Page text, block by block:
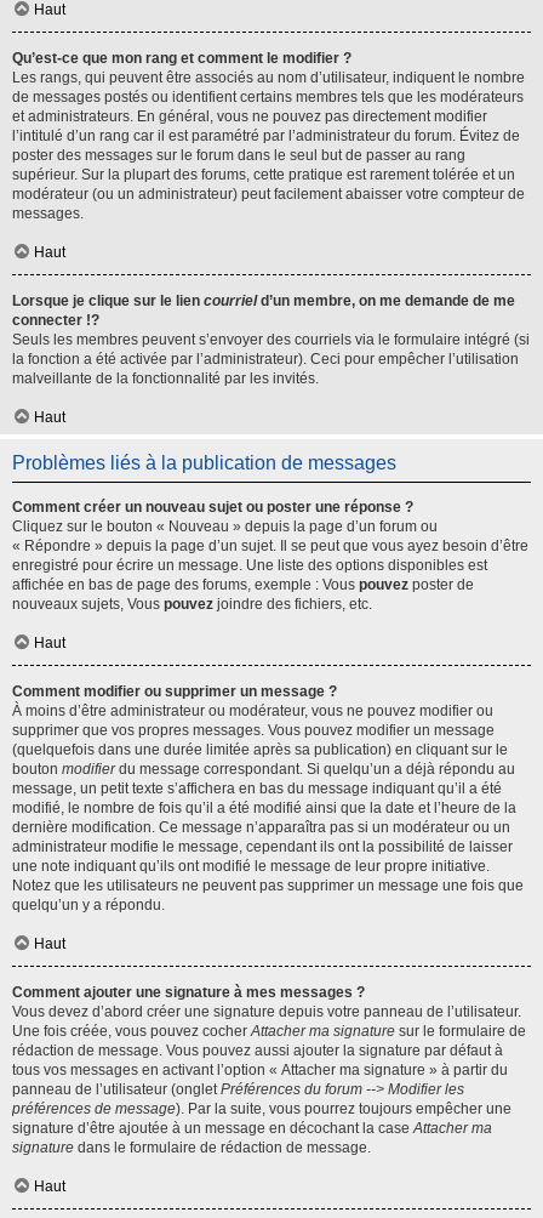
Haut
Qu’est-ce que mon rang et comment le modifier ?
Les rangs, qui peuvent être associés au nom d’utilisateur, indiquent le nombre
de messages postés ou identifient certains membres tels que les modérateurs
et administrateurs. En général, vous ne pouvez pas directement modifier
l’intitulé d’un rang car il est paramétré par l’administrateur du forum. Évitez de
poster des messages sur le forum dans le seul but de passer au rang
supérieur. Sur la plupart des forums, cette pratique est rarement tolérée et un
modérateur (ou un administrateur) peut facilement abaisser votre compteur de
messages.
Haut
Lorsque je clique sur le lien courrield’un membre, on me demande de me
connecter !?
Seuls les membres peuvent s’envoyer des courriels via le formulaire intégré (si
la fonction a été activée par l’administrateur). Ceci pour empêcher l’utilisation
malveillante de la fonctionnalité par les invités.
Haut
Problèmes liés à la publication de messages
Comment créer un nouveau sujet ou poster une réponse ?
Cliquez sur le bouton « Nouveau » depuis la page d’un forum ou
« Répondre » depuis la page d’un sujet. Il se peut que vous ayez besoin d’être
enregistré pour écrire un message. Une liste des options disponibles est
affichée en bas de page des forums, exemple : Vous pouvez poster de
nouveaux sujets, Vous pouvez joindre des fichiers, etc.
Haut
Comment modifier ou supprimer un message ?
À moins d’être administrateur ou modérateur, vous ne pouvez modifier ou
supprimer que vos propres messages. Vous pouvez modifier un message
(quelquefois dans une durée limitée après sa publication) en cliquant sur le
bouton modifierdu message correspondant. Si quelqu’un a déjà répondu au
message, un petit texte s’affichera en bas du message indiquant qu’il a été
modifié, le nombre de fois qu’il a été modifié ainsi que la date et l’heure de la
dernière modification. Ce message n’apparaîtra pas si un modérateur ou un
administrateur modifie le message, cependant ils ont la possibilité de laisser
une note indiquant qu’ils ont modifié le message de leur propre initiative.
Notez que les utilisateurs ne peuvent pas supprimer un message une fois que
quelqu’un y a répondu.
Haut
Comment ajouter une signature à mes messages ?
Vous devez d’abord créer une signature depuis votre panneau de l’utilisateur.
Une fois créée, vous pouvez cocherAttacher ma signature sur le formulaire de
rédaction de message. Vous pouvez aussi ajouter la signature par défaut à
tous vos messages en activant l’option « Attacher ma signature » à partir du
panneau de l’utilisateur (ongletPréférences du forum --> Modifier les
préférences de message). Par la suite, vous pourrez toujours empêcher une
signature d’être ajoutée à un message en décochant la caseAttacher ma
signature dans le formulaire de rédaction de message.
Haut